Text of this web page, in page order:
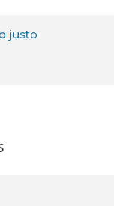
justo